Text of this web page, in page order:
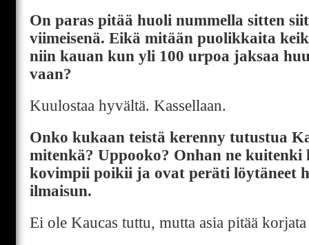
On paras pitää huoli nummella sitten
viimeisenä. Eikä mitään puolikkaita
niin kauan kun yli 100 urpoa jaksaa
vaan?
Kuulostaa hyvältä. Kassellaan.
Onko kukaan teistä kerenny tutustua
mitenkä? Uppooko? Onhan ne kuitenki
kovimpii poikii ja ovat peräti löytäneet
ilmaisun.
Ei ole Kaucas tuttu, mutta asia pitää